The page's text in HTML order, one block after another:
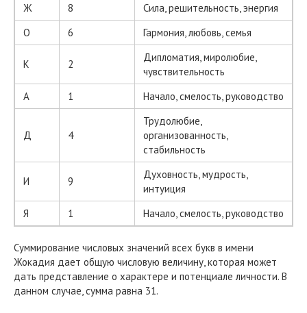
Ж 8
Сила, решительность, энергия
О
6 Гармония, любовь, семья
К 2
Дипломатия, миролюбие,
чувствительность
А
1 Начало, смелость, руководство
Д 4
Трудолюбие,
организованность,
стабильность
И 9
Духовность, мудрость,
интуиция
Я
1 Начало, смелость, руководство
Суммирование числовых значений всех букв в имени
Жокадия дает общую числовую величину, которая может
дать представление о характере и потенциале личности. В
данном случае, сумма равна 31.